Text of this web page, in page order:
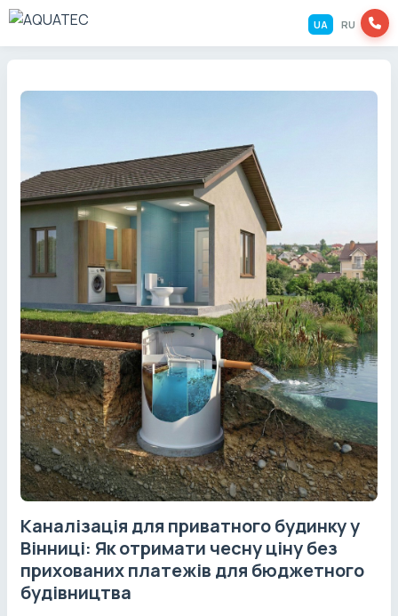
UA RU
Каналізація для приватного будинку у
Вінниці: Як отримати чесну ціну без
прихованих платежів для бюджетного
будівництва